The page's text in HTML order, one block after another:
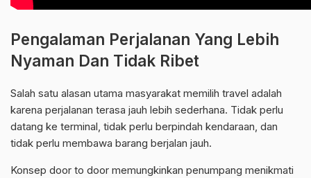
Pengalaman Perjalanan Yang Lebih
Nyaman Dan Tidak Ribet
Salah satu alasan utama masyarakat memilih travel adalah
karena perjalanan terasa jauh lebih sederhana. Tidak perlu
datang ke terminal, tidak perlu berpindah kendaraan, dan
tidak perlu membawa barang berjalan jauh.
Konsep door to door memungkinkan penumpang menikmati